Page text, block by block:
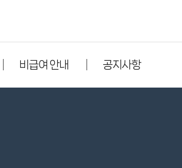
비급여 안내 공지사항